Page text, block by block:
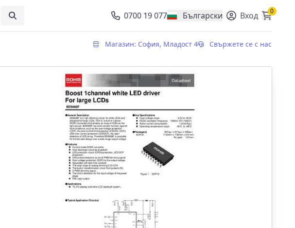
0700 19 077 Български
, change currency Вход 0
Магазин: София, Младост 4 Свържете се с нас